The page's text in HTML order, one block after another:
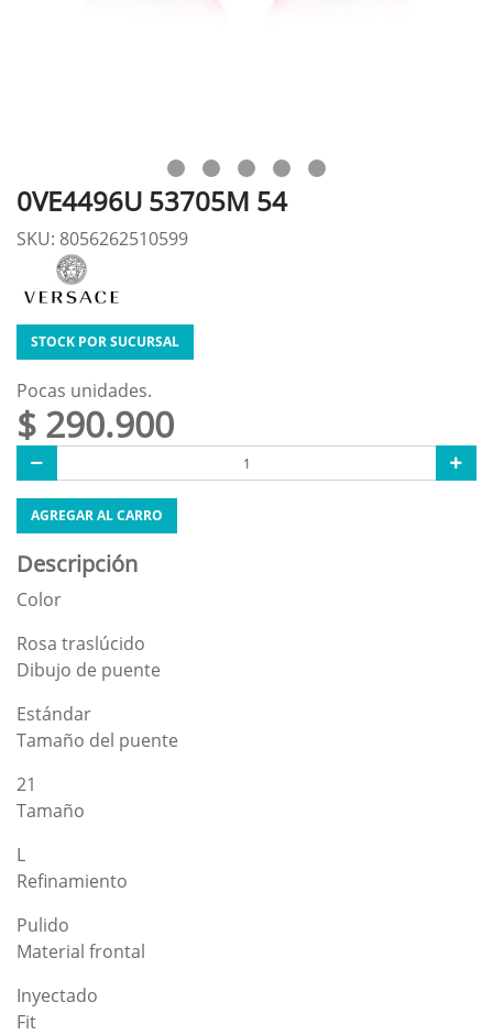
0VE4496U 53705M 54
SKU: 8056262510599
STOCK POR SUCURSAL
Pocas unidades.
$ 290.900
AGREGAR AL CARRO
Descripción
Color
Rosa traslúcido
Dibujo de puente
Estándar
Tamaño del puente
21
Tamaño
L
Refinamiento
Pulido
Material frontal
Inyectado
Fit